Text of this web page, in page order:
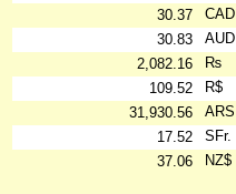
30.37
CAD
30.83
AUD
2,082.16
₨
109.52
R$
31,930.56
ARS
17.52
SFr.
37.06
NZ$